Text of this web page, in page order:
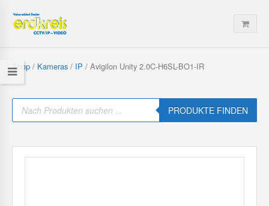
Shop / Kameras / IP / Avigilon Unity 2.0C-H6SL-BO1-IR
P
o
PRODUKTE FINDEN